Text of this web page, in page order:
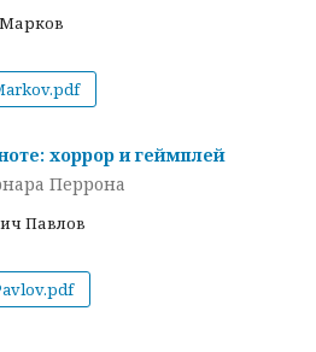
хоррор и геймплей
Перрона
Павлов